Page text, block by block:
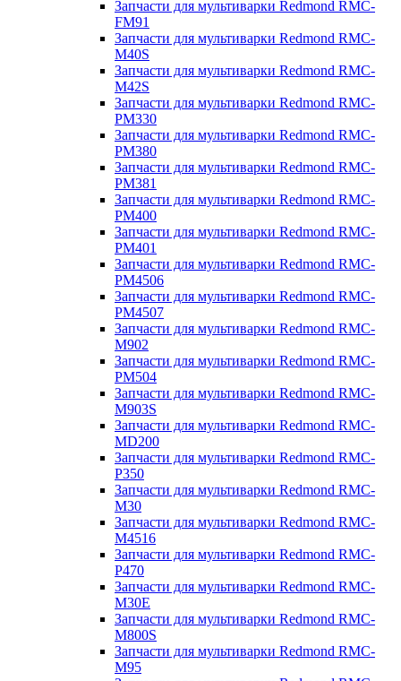
Запчасти для мультиварки Redmond RMC-
FM91
Запчасти для мультиварки Redmond RMC-
M40S
Запчасти для мультиварки Redmond RMC-
M42S
Запчасти для мультиварки Redmond RMC-
PM330
Запчасти для мультиварки Redmond RMC-
PM380
Запчасти для мультиварки Redmond RMC-
PM381
Запчасти для мультиварки Redmond RMC-
PM400
Запчасти для мультиварки Redmond RMC-
PM401
Запчасти для мультиварки Redmond RMC-
PM4506
Запчасти для мультиварки Redmond RMC-
PM4507
Запчасти для мультиварки Redmond RMC-
M902
Запчасти для мультиварки Redmond RMC-
PM504
Запчасти для мультиварки Redmond RMC-
M903S
Запчасти для мультиварки Redmond RMC-
MD200
Запчасти для мультиварки Redmond RMC-
P350
Запчасти для мультиварки Redmond RMC-
M30
Запчасти для мультиварки Redmond RMC-
M4516
Запчасти для мультиварки Redmond RMC-
P470
Запчасти для мультиварки Redmond RMC-
M30E
Запчасти для мультиварки Redmond RMC-
M800S
Запчасти для мультиварки Redmond RMC-
M95